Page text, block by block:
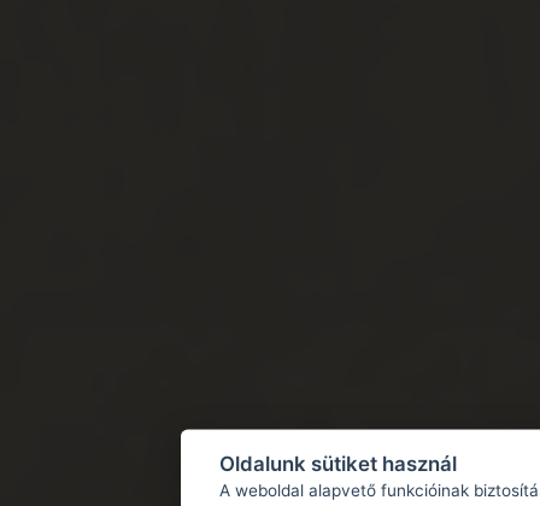
Oldalunk sütiket használ
A weboldal alapvető funkcióinak